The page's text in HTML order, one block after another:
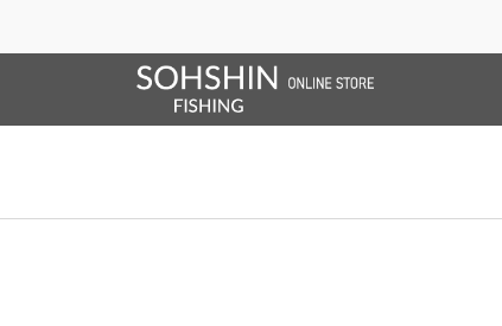
RBB > RBB コンフォートサーフウォーカー